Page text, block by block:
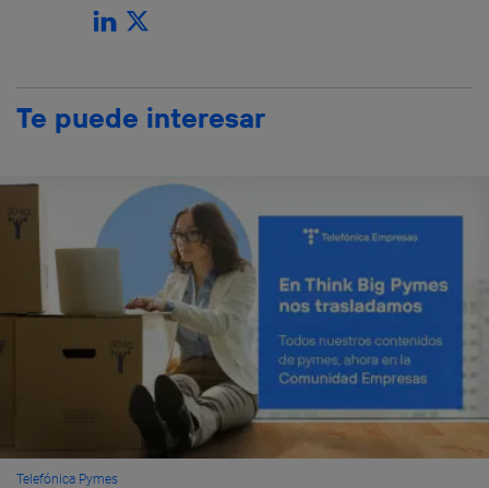
Te puede interesar
Telefónica Pymes